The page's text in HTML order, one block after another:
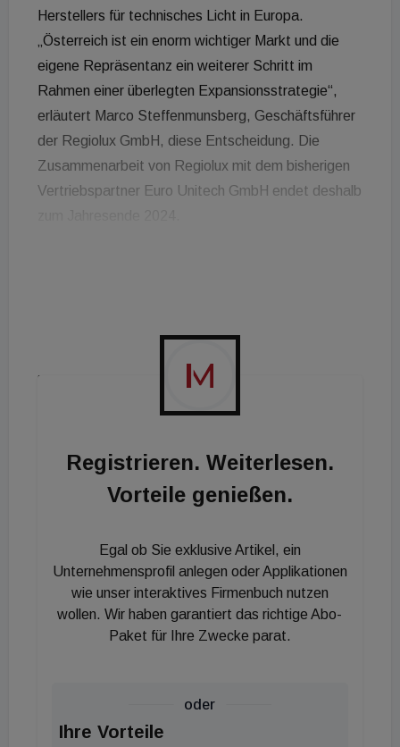
Herstellers für technisches Licht in Europa.
„Österreich ist ein enorm wichtiger Markt und die
eigene Repräsentanz ein weiterer Schritt im
Rahmen einer überlegten Expansionsstrategie“,
erläutert Marco Steffenmunsberg, Geschäftsführer
der Regiolux GmbH, diese Entscheidung. Die
Zusammenarbeit von Regiolux mit dem bisherigen
Vertriebspartner Euro Unitech GmbH endet deshalb
das Projektgeschäft stehen bei Regiolux im Zuge
Österreich bekannter und als Marke für
hochentwickeltes Lichtdesign im Objektbau fest
etabliert werden. Lichtwerk verfügt über ein
Portfolio und ist spezialisiert auf die lichttechnische
und gestalterische Beratung von Planern und
Architekten in der Phase der Konzeptfindung bis hin
zur finalen Projektausführung.
Die neu geschaffene Position des Country
Managers der Regiolux Austria GmbH übernimmt
Registrieren. Weiterlesen.
Vorteile genießen.
Egal ob Sie exklusive Artikel, ein
Unternehmensprofil anlegen oder Applikationen
wie unser interaktives Firmenbuch nutzen
wollen. Wir haben garantiert das richtige Abo-
Paket für Ihre Zwecke parat.
oder
Ihre Vorteile